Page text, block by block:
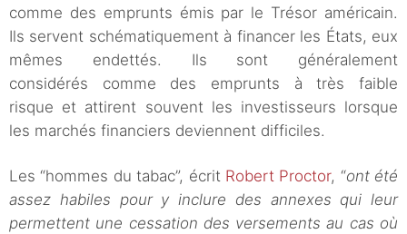
comme des emprunts émis par le Trésor américain.
Ils servent schématiquement à financer les États, eux
mêmes endettés. Ils sont généralement
considérés comme des emprunts à très faible
risque et attirent souvent les investisseurs lorsque
les marchés financiers deviennent difficiles.
Les “hommes du tabac”, écrit Robert Proctor, “ont été
assez habiles pour y inclure des annexes qui leur
permettent une cessation des versements au cas où